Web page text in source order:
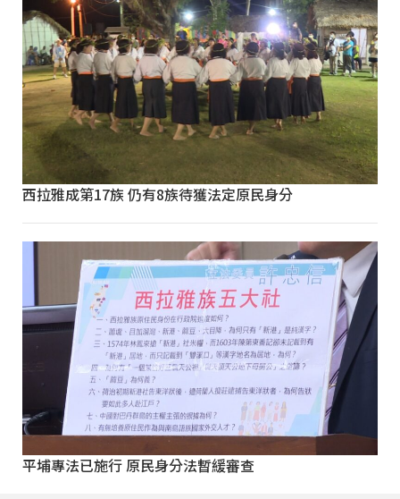
西拉雅成第17族 仍有8族待獲法定原民身分
平埔專法已施行 原民身分法暫緩審查